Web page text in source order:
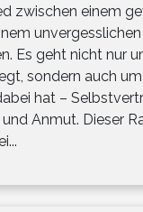
zwischen einem
Es geht nicht nur
sondern auch
hat –
Anmut. Dieser